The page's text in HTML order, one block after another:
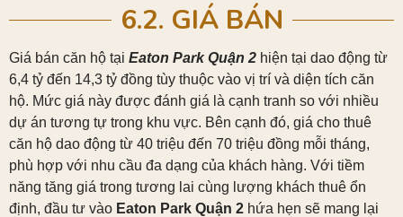
6.2. GIÁ BÁN
Giá bán căn hộ tại Eaton Park Quận 2 hiện tại dao động từ
6,4 tỷ đến 14,3 tỷ đồng tùy thuộc vào vị trí và diện tích căn
hộ. Mức giá này được đánh giá là cạnh tranh so với nhiều
dự án tương tự trong khu vực. Bên cạnh đó, giá cho thuê
căn hộ dao động từ 40 triệu đến 70 triệu đồng mỗi tháng,
phù hợp với nhu cầu đa dạng của khách hàng. Với tiềm
năng tăng giá trong tương lai cùng lượng khách thuê ổn
định, đầu tư vào Eaton Park Quận 2 hứa hẹn sẽ mang lại